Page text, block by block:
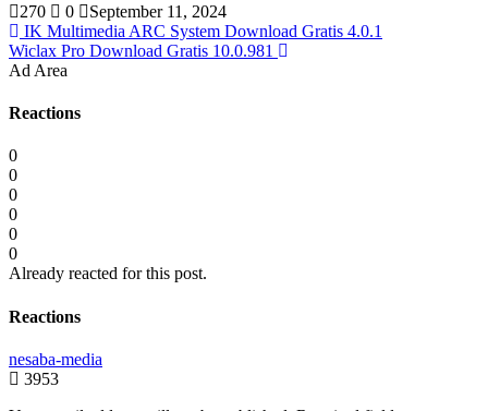
270
0
September 11, 2024
IK Multimedia ARC System Download Gratis 4.0.1
Wiclax Pro Download Gratis 10.0.981
Ad Area
Reactions
0
0
0
0
0
0
Already reacted for this post.
Reactions
nesaba-media
3953